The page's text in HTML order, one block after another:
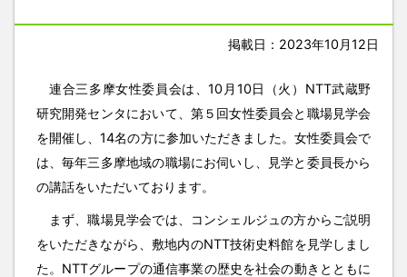
掲載日：2023年10月12日
連合三多摩女性委員会は、10月10日（火）NTT武蔵野
研究開発センタにおいて、第５回女性委員会と職場見学会
を開催し、14名の方に参加いただきました。女性委員会で
は、毎年三多摩地域の職場にお伺いし、見学と委員長から
の講話をいただいております。
まず、職場見学会では、コンシェルジュの方からご説明
をいただきながら、敷地内のNTT技術史料館を見学しまし
た。NTTグループの通信事業の歴史を社会の動きとともに